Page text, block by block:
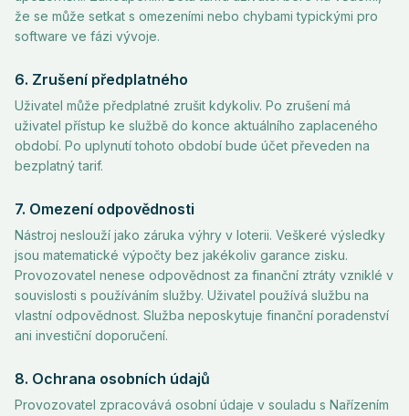
že se může setkat s omezeními nebo chybami typickými pro
software ve fázi vývoje.
6. Zrušení předplatného
Uživatel může předplatné zrušit kdykoliv. Po zrušení má
uživatel přístup ke službě do konce aktuálního zaplaceného
období. Po uplynutí tohoto období bude účet převeden na
bezplatný tarif.
7. Omezení odpovědnosti
Nástroj neslouží jako záruka výhry v loterii. Veškeré výsledky
jsou matematické výpočty bez jakékoliv garance zisku.
Provozovatel nenese odpovědnost za finanční ztráty vzniklé v
souvislosti s používáním služby. Uživatel používá službu na
vlastní odpovědnost. Služba neposkytuje finanční poradenství
ani investiční doporučení.
8. Ochrana osobních údajů
Provozovatel zpracovává osobní údaje v souladu s Nařízením